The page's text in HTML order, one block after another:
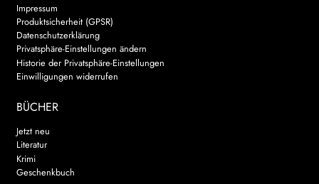
Impressum
Produktsicherheit (GPSR)
Datenschutzerklärung
Privatsphäre-Einstellungen ändern
Historie der Privatsphäre-Einstellungen
Einwilligungen widerrufen
BÜCHER
Jetzt neu
Literatur
Krimi
Geschenkbuch